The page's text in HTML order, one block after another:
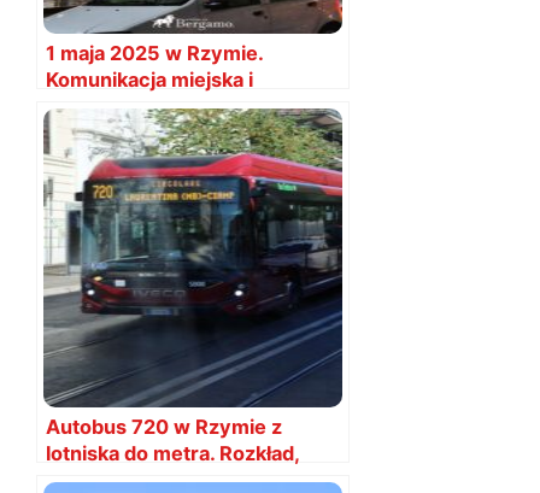
1 maja 2025 w Rzymie.
Komunikacja miejska i
utrudnienia
Autobus 720 w Rzymie z
lotniska do metra. Rozkład,
mapa i bilety